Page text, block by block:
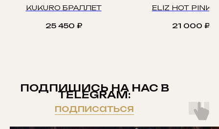
KUKURO БРАЛЛЕТ
25 450 ₽
ELIZ HOT PINK
21 000 ₽
ПОДПИШИСЬ НА НАС В
TELEGRAM:
подписаться